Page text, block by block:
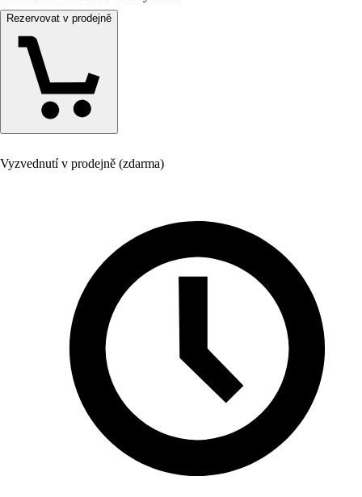
Rezervovat v prodejně
Vyzvednutí v prodejně (zdarma)